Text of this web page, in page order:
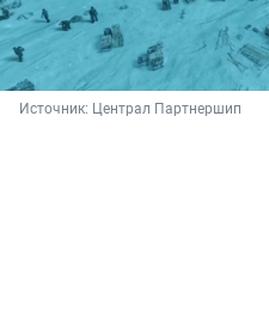
Источник: Централ Партнершип